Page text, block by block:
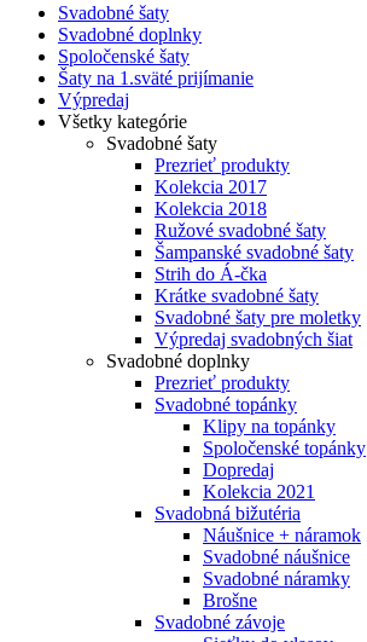
Svadobné šaty
Svadobné doplnky
Spoločenské šaty
Šaty na 1.sväté prijímanie
Výpredaj
Všetky kategórie
Svadobné šaty
Prezrieť produkty
Kolekcia 2017
Kolekcia 2018
Ružové svadobné šaty
Šampanské svadobné šaty
Strih do Á-čka
Krátke svadobné šaty
Svadobné šaty pre moletky
Výpredaj svadobných šiat
Svadobné doplnky
Prezrieť produkty
Svadobné topánky
Klipy na topánky
Spoločenské topánky
Dopredaj
Kolekcia 2021
Svadobná bižutéria
Náušnice + náramok
Svadobné náušnice
Svadobné náramky
Brošne
Svadobné závoje